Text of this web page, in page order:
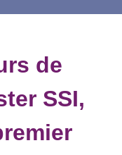
de
SSI,